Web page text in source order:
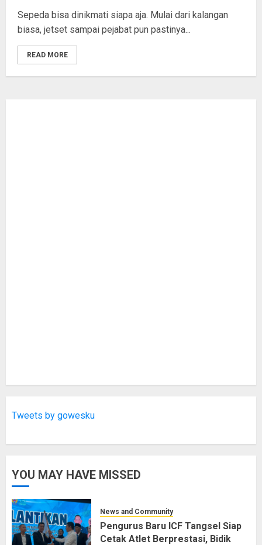
Sepeda bisa dinikmati siapa aja. Mulai dari kalangan
biasa, jetset sampai pejabat pun pastinya...
READ MORE
Tweets by gowesku
YOU MAY HAVE MISSED
News and Community
Pengurus Baru ICF Tangsel Siap
Cetak Atlet Berprestasi, Bidik